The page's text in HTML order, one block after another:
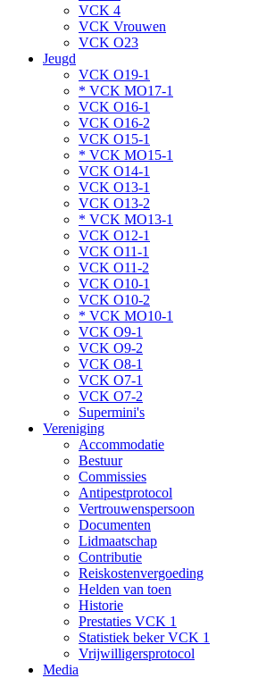
VCK 4
VCK Vrouwen
VCK O23
Jeugd
VCK O19-1
* VCK MO17-1
VCK O16-1
VCK O16-2
VCK O15-1
* VCK MO15-1
VCK O14-1
VCK O13-1
VCK O13-2
* VCK MO13-1
VCK O12-1
VCK O11-1
VCK O11-2
VCK O10-1
VCK O10-2
* VCK MO10-1
VCK O9-1
VCK O9-2
VCK O8-1
VCK O7-1
VCK O7-2
Supermini's
Vereniging
Accommodatie
Bestuur
Commissies
Antipestprotocol
Vertrouwenspersoon
Documenten
Lidmaatschap
Contributie
Reiskostenvergoeding
Helden van toen
Historie
Prestaties VCK 1
Statistiek beker VCK 1
Vrijwilligersprotocol
Media